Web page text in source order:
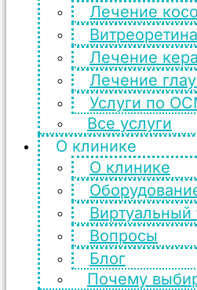
Лечение
Лечение
Лечение
Услуги по
Все услуги
О клинике
О клинике
Виртуальный
Вопросы
Блог
Почему